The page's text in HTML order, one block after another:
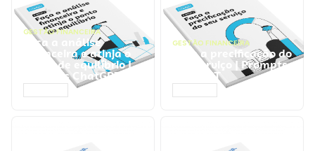
GESTÃO FINANCEIRA
Faça a análise
financeira e atinja o
ponto de equilíbrio |
Prompts ChatGPT
GESTÃO FINANCEIRA
Faça a precificação do
seu serviço | Prompts
ChatGPT